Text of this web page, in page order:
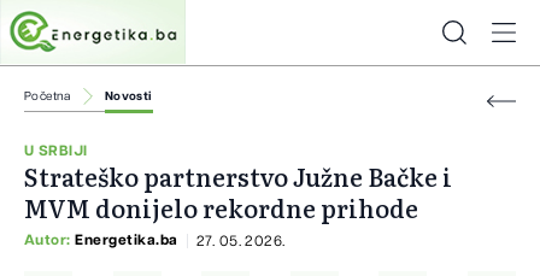
Početna Novosti
U SRBIJI
Strateško partnerstvo Južne Bačke i
MVM donijelo rekordne prihode
Autor: Energetika.ba 27. 05. 2026.